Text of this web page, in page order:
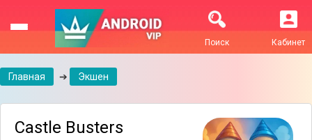
Кабинет
Поиск
Главная ➔ Экшен
Castle Busters